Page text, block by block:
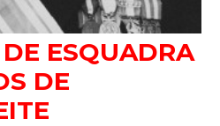
ESQUADRA
DEno seu e-mail.